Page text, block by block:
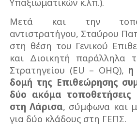
Μετά και την
αντιστρατήγου, Σταύρου
στη θέση του Γενικού
και Διοικητή παράλληλα
Στρατηγείου (EU – OHQ), η
δομή της Επιθεώρησης
δύο ακόμα
στη Λάρισα, σύμφωνα και
για δύο κλάδους στη ΓΕΠΣ.